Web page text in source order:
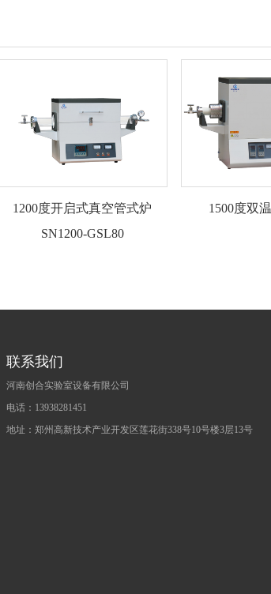
1200度开启式真空管式炉
SN1200-GSL80
1500度双
联系我们
河南创合实验室设备有限公司
电话：13938281451
地址：郑州高新技术产业开发区莲花街338号10号楼3层13号